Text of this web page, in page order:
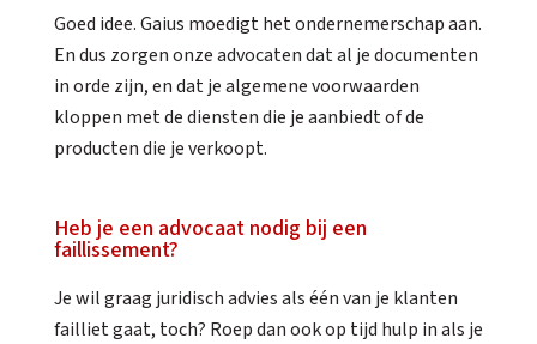
Goed idee. Gaius moedigt het ondernemerschap aan.
En dus zorgen onze advocaten dat al je documenten
in orde zijn, en dat je algemene voorwaarden
kloppen met de diensten die je aanbiedt of de
producten die je verkoopt.
Heb je een advocaat nodig bij een
faillissement?
Je wil graag juridisch advies als één van je klanten
failliet gaat, toch? Roep dan ook op tijd hulp in als je